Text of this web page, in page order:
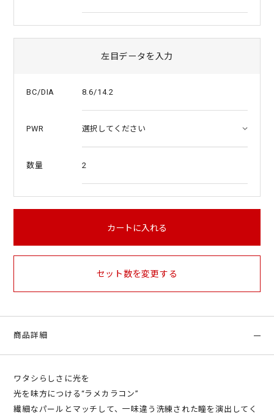
左目データを入力
BC/DIA 8.6/14.2
PWR
数量 2
カートに入れる
セット数を変更する
商品詳細
ワタシらしさに光を
光を味方につける“ラメカラコン”
繊細なパールとマッチして、一味違う洗練された瞳を演出してく